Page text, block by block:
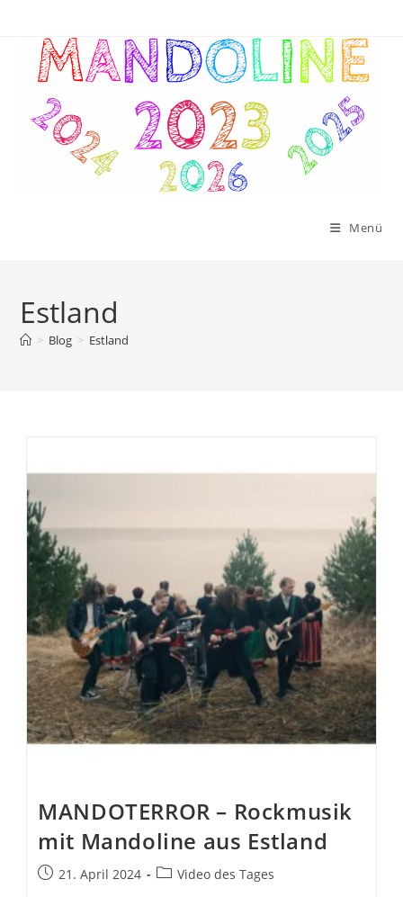
springen
Menü
Estland
> Blog > Estland
MANDOTERROR – Rockmusik
mit Mandoline aus Estland
Beitrag21. April 2024
Beitrags-
Video des Tages